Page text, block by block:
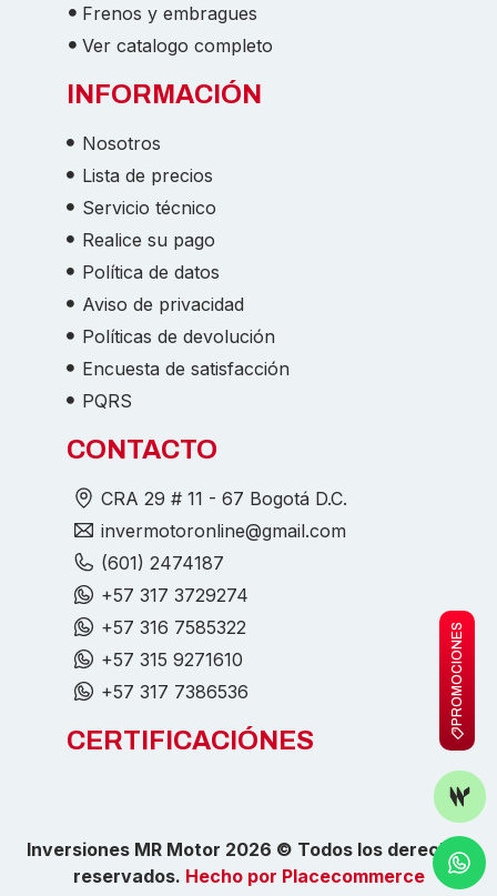
PROMOCIONES
Frenos y embragues
Ver catalogo completo
INFORMACIÓN
Nosotros
Lista de precios
Servicio técnico
Realice su pago
Política de datos
Aviso de privacidad
Políticas de devolución
Encuesta de satisfacción
PQRS
CONTACTO
CRA 29 # 11 - 67 Bogotá D.C.
invermotoronline@gmail.com
(601) 2474187
+57 317 3729274
+57 316 7585322
+57 315 9271610
+57 317 7386536
CERTIFICACIÓNES
Inversiones MR Motor 2026 © Todos los derechos
reservados. Hecho por Placecommerce